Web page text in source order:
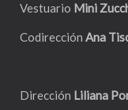
Vestuario Mini
Codirección Ana
Dirección Liliana